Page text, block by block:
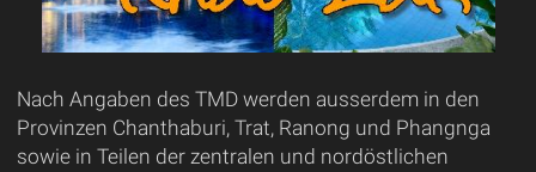
Nach Angaben des TMD werden ausserdem in den
Provinzen Chanthaburi, Trat, Ranong und Phangnga
sowie in Teilen der zentralen und nordöstlichen